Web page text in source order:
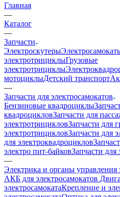
Главная
—
Каталог
—
Запчасти
Электроскутеры
электротрициклыГрузовые
электротрициклы
мотоциклыДетский транспорт
—
Запчасти для электросамокатов
Бензиновые квадроциклы
квадроцикловЗапчасти для
электротрицикловЗапчасти для
электротрицикловЗапчасти для
для электроквадроциклов
электро пит-байковЗапчасти для
—
Электрика и органы управления
АКБ для электросамокатов
электросамокатаКрепление и